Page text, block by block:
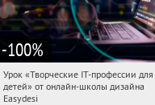
-100%
03:20:05 Получили:53
Россия
Урок «Творческие IT-профессии для
детей» от онлайн-школы дизайна
Easydesi